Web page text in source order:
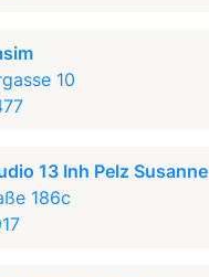
10
13 Inh Pelz Susanne
186c